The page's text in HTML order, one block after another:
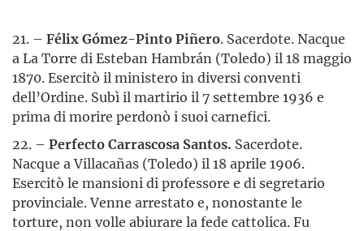
21. – Félix Gómez-Pinto Piñero. Sacerdote. Nacque
a La Torre di Esteban Hambrán (Toledo) il 18 maggio
1870. Esercitò il ministero in diversi conventi
dell’Ordine. Subì il martirio il 7 settembre 1936 e
prima di morire perdonò i suoi carnefici.
22. – Perfecto Carrascosa Santos. Sacerdote.
Nacque a Villacañas (Toledo) il 18 aprile 1906.
Esercitò le mansioni di professore e di segretario
provinciale. Venne arrestato e, nonostante le
torture, non volle abiurare la fede cattolica. Fu